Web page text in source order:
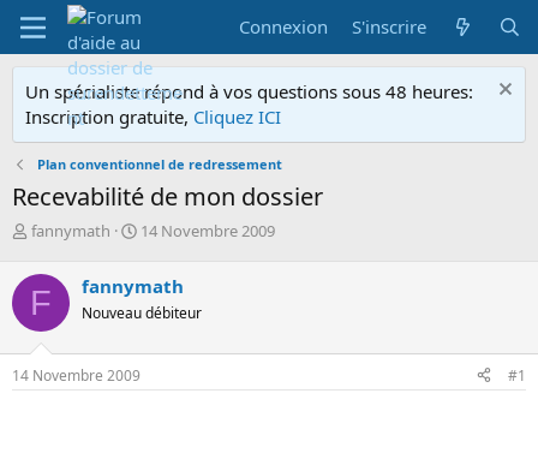
Connexion S'inscrire
Un spécialiste répond à vos questions sous 48 heures:
Inscription gratuite, Cliquez ICI
Plan conventionnel de redressement
Recevabilité de mon dossier
A
t
e
u
r
d
e
fannymath
D
e
d
d
14 Novembre 2009
F fannymath
Nouveau débiteur
14 Novembre 2009 #1